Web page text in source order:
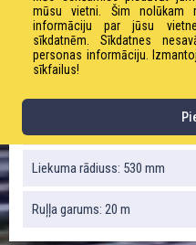
Ārējais diametrs: 172 mm
Liekuma rādiuss: 530 mm
Ruļļa garums: 20 m
mūsu vietni. Šim nolūkam
informāciju par jūsu
sīkdatnēm. Sīkdatnes
personas informāciju.
sīkfailus!